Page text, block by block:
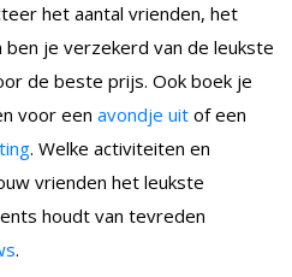
het aantal vrienden, het
je verzekerd van de leukste
de beste prijs. Ook boek je
voor een avondje uit of een
. Welke activiteiten en
vrienden het leukste
houdt van tevreden
.